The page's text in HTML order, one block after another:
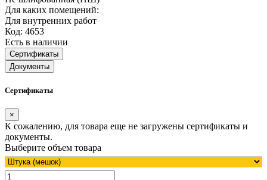
Для каких помещений:
Для внутренних работ
Код: 4653
Есть в наличии
Сертификаты
Документы
Сертификаты
×
К сожалению, для товара еще не загружены сертификаты и
документы.
Выберите объем товара